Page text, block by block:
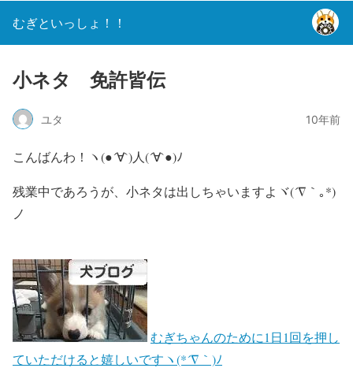
むぎといっしょ！！
小ネタ 免許皆伝
ユタ 10年前
こんばんわ！ヽ(●´∀`)人(´∀`●)ﾉ
残業中であろうが、小ネタは出しちゃいますよヾ(´∇｀｡*)
ノ
むぎちゃんのために1日1回を押し
ていただけると嬉しいですヽ(*´∇｀)ﾉ